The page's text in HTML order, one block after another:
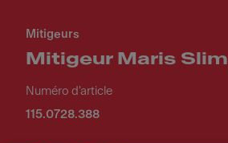
Mitigeurs
Mitigeur Maris Slim
Numéro d'article
115.0728.388